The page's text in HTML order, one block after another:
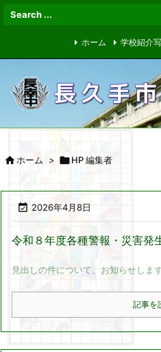
ホーム 学校紹介
ホーム > HP 編集者
 2026年4月8日
令和８年度各種警報・災害発
見出しの件について、お知らせしま
記事を